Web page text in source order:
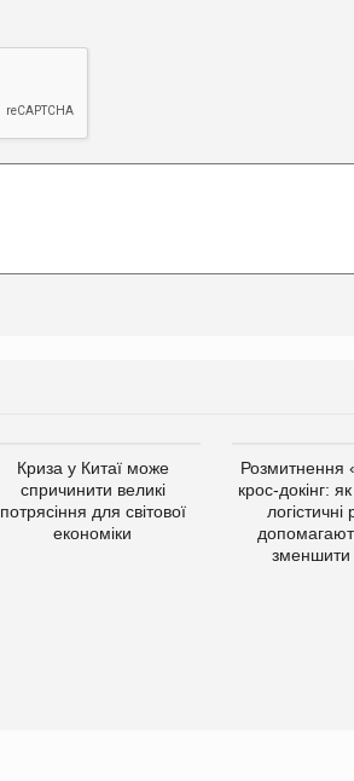
Криза у Китаї може
спричинити великі
потрясіння для світової
економіки
Розмитнення
крос-докінг:
зменшити